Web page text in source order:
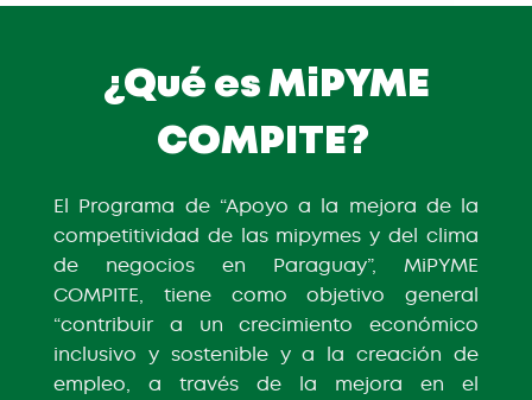
¿Qué es MiPYME
COMPITE?
El Programa de “Apoyo a la mejora de la
competitividad de las mipymes y del clima
de negocios en Paraguay”, MiPYME
COMPITE, tiene como objetivo general
“contribuir a un crecimiento económico
inclusivo y sostenible y a la creación de
empleo, a través de la mejora en el